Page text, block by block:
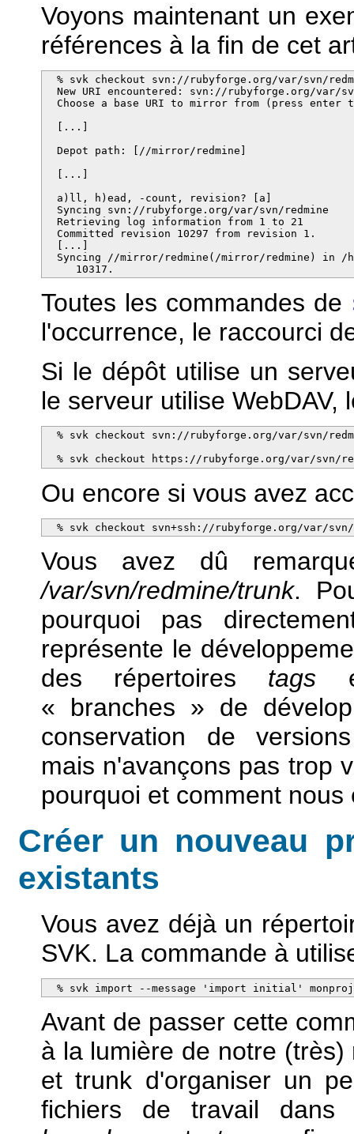
Voyons maintenant un
références à la fin de cet
% svk checkout svn://rubyforge.org/var/svn/
New URI encountered: svn://rubyforge.org/var/
Choose a base URI to mirror from (press enter
  [...]
  Depot path: [//mirror/redmine]
  [...]
  a)ll, h)ead, -count, revision? [a]
  Syncing svn://rubyforge.org/var/svn/redmine
  Retrieving log information from 1 to 21
  Committed revision 10297 from revision 1.
  [...]
Syncing //mirror/redmine(/mirror/redmine) in
     10317.
Toutes les commandes de
l'occurrence, le raccourci
Si le dépôt utilise un
le serveur utilise
% svk checkout svn://rubyforge.org/var/svn/
% svk checkout https://rubyforge.org/var/svn/
Ou encore si vous avez
% svk checkout svn+ssh://rubyforge.org/var/
Vous avez dû
/var/svn/redmine/trunk.
pourquoi pas
représente le
des répertoires tags
« branches » de
conservation de
mais n'avançons pas trop
pourquoi et comment nous
Créer un nouveau
existants
Vous avez déjà un
SVK. La commande à
% svk import --message 'import initial'
Avant de passer cette
à la lumière de notre
et trunk d'organiser un
fichiers de travail